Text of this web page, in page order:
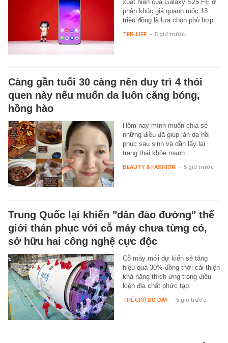
xuất hiện của Galaxy S25 FE ở
phân khúc giá quanh mốc 13
triệu đồng là lựa chọn phù hợp.
TEK-LIFE - 5 giờ trước
Càng gần tuổi 30 càng nên duy trì 4 thói
quen này nếu muốn da luôn căng bóng,
hồng hào
Hôm nay mình muốn chia sẻ
những điều đã giúp làn da hồi
phục sau sinh và dần lấy lại
trạng thái khỏe mạnh.
BEAUTY & FASHION - 5 giờ trước
Trung Quốc lại khiến "dân đào đường" thế
giới thán phục với cỗ máy chưa từng có,
sở hữu hai công nghệ cực độc
Cỗ máy mới dự kiến sẽ tăng
hiệu quả 30% đồng thời cải thiện
khả năng thích ứng trong điều
kiện địa chất phức tạp.
THẾ GIỚI ĐÓ ĐÂY - 5 giờ trước